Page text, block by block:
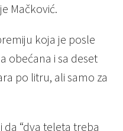
Mačković.
koja je posle
obećana i sa deset
po litru, ali samo za
da “dva teleta treba